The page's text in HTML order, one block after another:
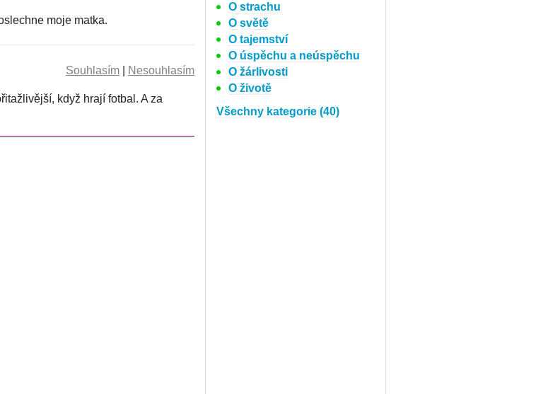
moje matka.
Souhlasím Nesouhlasím
když hrají fotbal. A za
O strachu
O světě
O tajemství
O úspěchu a neúspěchu
O žárlivosti
O životě
Všechny kategorie (40)